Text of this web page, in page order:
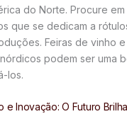
do Norte. Procure
que se dedicam a
Feiras de vinho
podem ser uma
los.
e Inovação: O Futuro